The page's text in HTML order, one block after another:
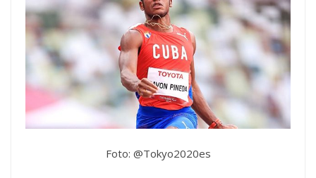
Foto: @Tokyo2020es